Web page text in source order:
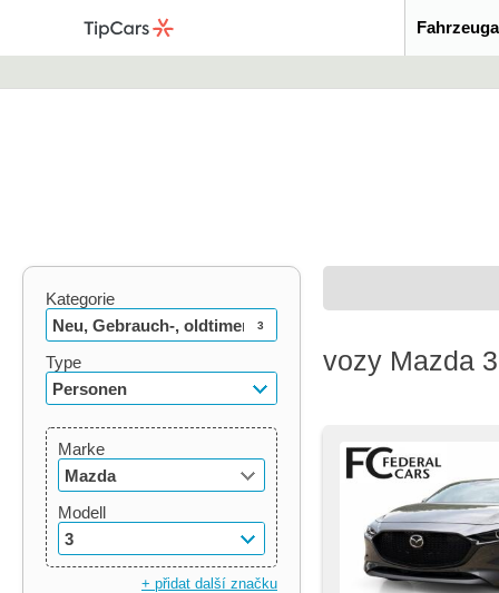
Kategorie
Neu, Gebrauch-, oldtimer
3
Type
Personen
Marke
Mazda
Modell
3
+ přidat další značku
vozy Mazda